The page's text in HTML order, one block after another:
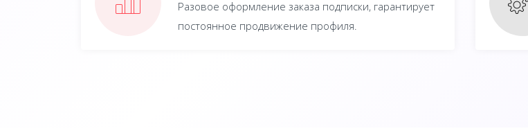
Разовое оформление заказа подписки, гарантирует
постоянное продвижение профиля.